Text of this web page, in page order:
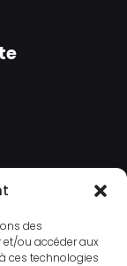
des
ou accéder aux
ces technologies